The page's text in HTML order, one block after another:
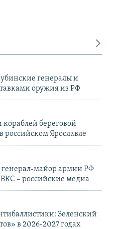
генералы и
оружия из РФ
береговой
Ярославле
генерал-майор армии РФ
– российские медиа
Зеленский
в 2026-2027 годах